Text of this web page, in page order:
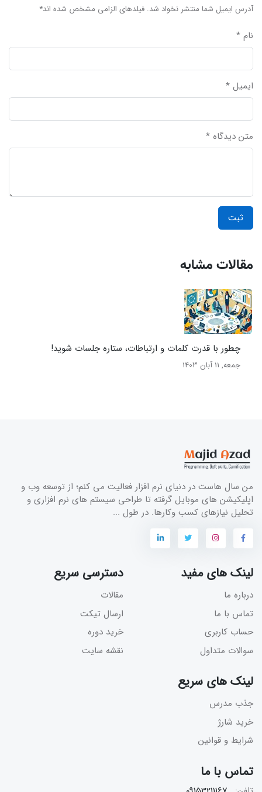
آدرس ایمیل شما منتشر نخواد شد. فیلدهای الزامی مشخص شده اند*
نام *
ایمیل *
متن دیدگاه *
ثبت
مقالات مشابه
چطور با قدرت کلمات و ارتباطات، ستاره جلسات شوید!
جمعه, 11 آبان 1403
من سال هاست در دنیای نرم افزار فعالیت می کنم؛ از توسعه وب و
اپلیکیشن های موبایل گرفته تا طراحی سیستم های نرم افزاری و
تحلیل نیازهای کسب وکارها. در طول ...
لینک های مفید
درباره ما
تماس با ما
حساب کاربری
سوالات متداول
دسترسی سریع
مقالات
ارسال تیکت
خرید دوره
نقشه سایت
لینک های سریع
جذب مدرس
خرید شارژ
شرایط و قوانین
تماس با ما